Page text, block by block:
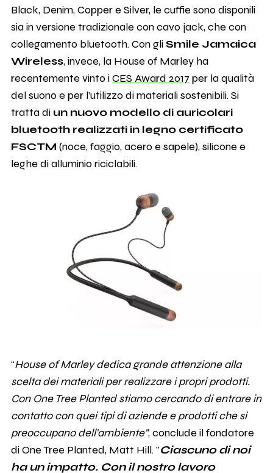
Black, Denim, Copper e Silver, le cuffie sono disponili
sia in versione tradizionale con cavo jack, che con
collegamento bluetooth. Con gliSmile Jamaica
Wireless, invece, la House of Marley ha
recentemente vinto iCES Award 2017 per la qualità
del suono e per l’utilizzo di materiali sostenibili. Si
tratta di un nuovo modello di auricolari
bluetooth realizzati in legno certificato
FSCTM (noce, faggio, acero e sapele), silicone e
leghe di alluminio riciclabili.
“House of Marley dedica grande attenzione alla
scelta dei materiali per realizzare i propri prodotti.
Con One Tree Planted stiamo cercando di entrare in
contatto con quei tipi di aziende e prodotti che si
preoccupano dell'ambiente", conclude il fondatore
di One Tree Planted, Matt Hill. "Ciascuno di noi
ha un impatto. Con il nostro lavoro